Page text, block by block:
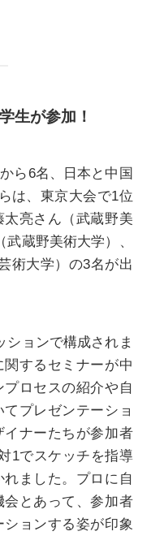
生が参加！
ら6名、日本と中国
は、東京大会で1位
亮さん（武蔵野美
蔵野美術大学）、
術大学）の3名が出
ションで構成されま
するセミナーが中
ロセスの紹介や自
プレゼンテーショ
ナーたちが参加者
1でスケッチを指導
ました。プロに自
とあって、参加者
ョンする姿が印象